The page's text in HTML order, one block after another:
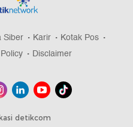
Siber Karir
Kotak Pos
Disclaimer
detikcom